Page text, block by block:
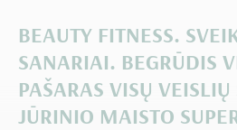
BEAUTY FITNESS.
SANARIAI. BEGRŪDIS
PAŠARAS VISŲ
JŪRINIO MAISTO